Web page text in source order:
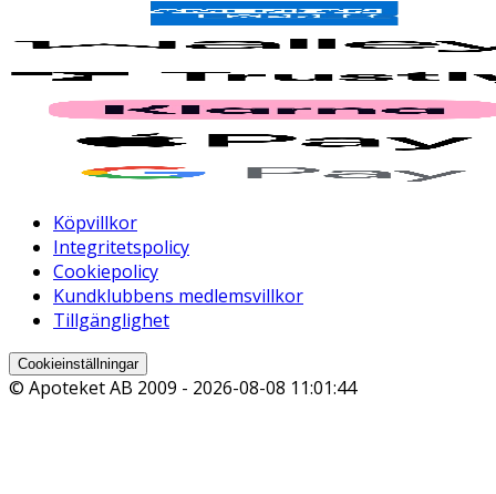
Köpvillkor
Integritetspolicy
Cookiepolicy
Kundklubbens medlemsvillkor
Tillgänglighet
Cookieinställningar
© Apoteket AB 2009 - 2026-08-08 11:01:44